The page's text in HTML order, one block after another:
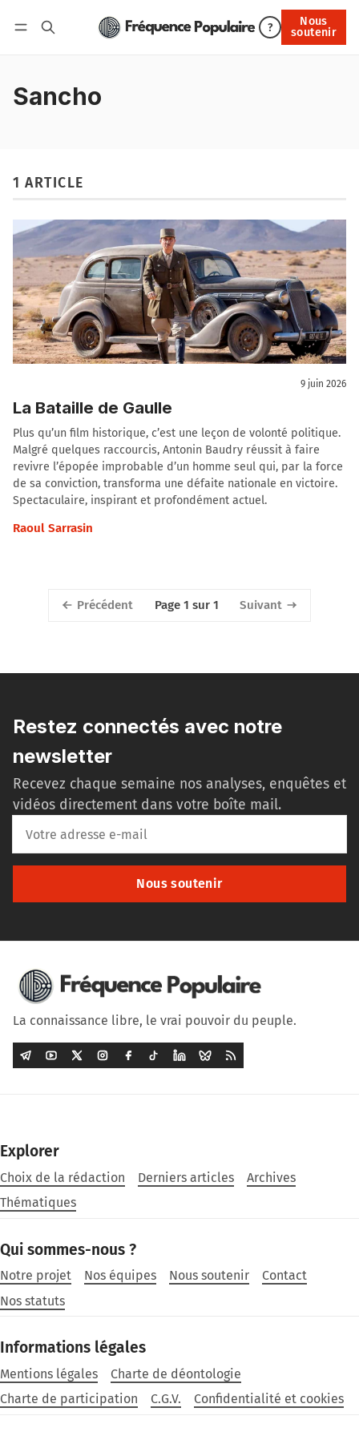
?
Nous
soutenir
Nous soutenir
Sancho
1 ARTICLE
9 juin 2026
La Bataille de Gaulle
Plus qu’un film historique, c’est une leçon de volonté politique.
Malgré quelques raccourcis, Antonin Baudry réussit à faire
revivre l’épopée improbable d’un homme seul qui, par la force
de sa conviction, transforma une défaite nationale en victoire.
Spectaculaire, inspirant et profondément actuel.
Raoul Sarrasin
Précédent Page 1 sur 1 Suivant
Restez connectés avec notre
newsletter
Recevez chaque semaine nos analyses, enquêtes et
vidéos directement dans votre boîte mail.
Nous soutenir
La connaissance libre, le vrai pouvoir du peuple.
Explorer
Choix de la rédaction Derniers articles
Archives
Thématiques
Qui sommes-nous ?
Notre projet Nos équipes Nous soutenir
Contact
Nos statuts
Informations légales
Mentions légales
Charte de déontologie
Charte de participation
C.G.V. Confidentialité et cookies